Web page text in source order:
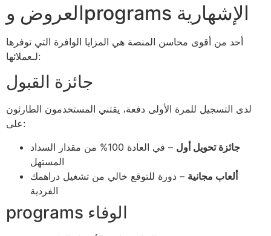
العروض وprograms الإشهارية
أحد من أقوى محاسن المنصة هي المزايا الوافرة التي توفرها
لـعملائها:
جائزة القبول
لدى التسجيل للمرة الأولى دفعة، يقتني المستخدمون الطارئون
على:
جائزة تحويل أول
– في العادة 100% من مقدار السداد
المستهل
ألعاب مجانية – دورة للتوقع خالي من تشغيل دراهمك
الفردية
programs الوفاء